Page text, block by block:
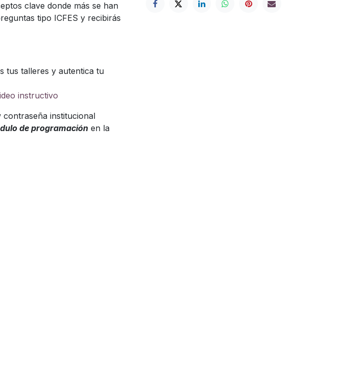
clave donde más se han
tipo ICFES y recibirás
tus talleres y autentica tu
instructivo
institucional
de programación en la